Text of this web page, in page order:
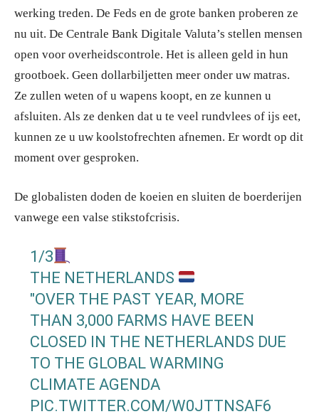
werking treden. De Feds en de grote banken proberen ze
nu uit. De Centrale Bank Digitale Valuta’s stellen mensen
open voor overheidscontrole. Het is alleen geld in hun
grootboek. Geen dollarbiljetten meer onder uw matras.
Ze zullen weten of u wapens koopt, en ze kunnen u
afsluiten. Als ze denken dat u te veel rundvlees of ijs eet,
kunnen ze u uw koolstofrechten afnemen. Er wordt op dit
moment over gesproken.
De globalisten doden de koeien en sluiten de boerderijen
vanwege een valse stikstofcrisis.
1/3
THE NETHERLANDS
"OVER THE PAST YEAR, MORE
THAN 3,000 FARMS HAVE BEEN
CLOSED IN THE NETHERLANDS DUE
TO THE GLOBAL WARMING
CLIMATE AGENDA
PIC.TWITTER.COM/W0JTTNSAF6